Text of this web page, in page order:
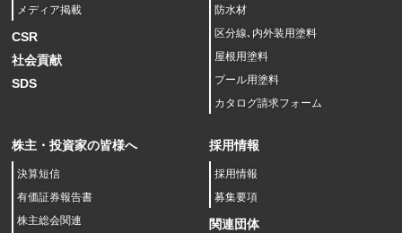
メディア掲載
CSR
社会貢献
SDS
防水材
区分線､内外装用塗料
屋根用塗料
プール用塗料
カタログ請求フォーム
株主・投資家の皆様へ
決算短信
有価証券報告書
株主総会関連
採用情報
採用情報
募集要項
関連団体